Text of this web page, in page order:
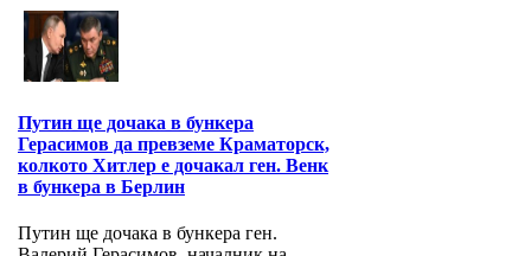
Путин ще дочака в бункера
Герасимов да превземе Краматорск,
колкото Хитлер е дочакал ген. Венк
в бункера в Берлин
Путин ще дочака в бункера ген.